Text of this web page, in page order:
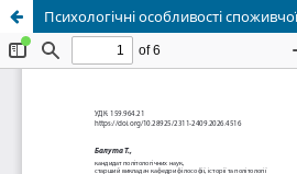
Психологічні особливості